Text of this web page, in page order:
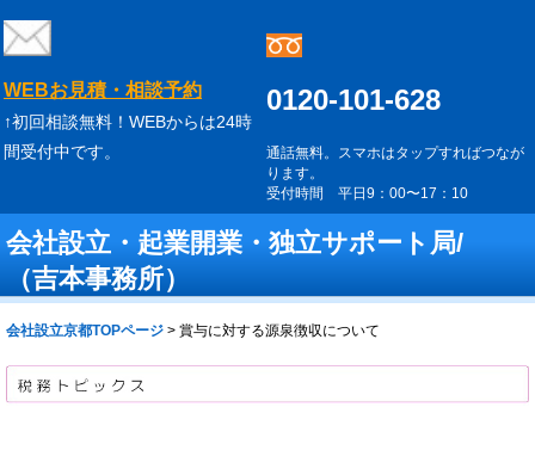
WEBお見積・相談予約
↑初回相談無料！WEBからは24時
間受付中です。
0120-101-628
通話無料。スマホはタップすればつなが
ります。
受付時間 平日9：00〜17：10
会社設立・起業開業・独立サポート局/
（吉本事務所）
会社設立京都TOPページ > 賞与に対する源泉徴収について